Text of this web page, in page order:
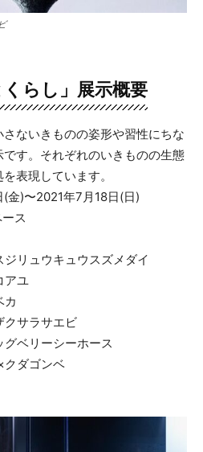
らし」展示概要
ないきものの姿形や習性にちな
す。それぞれのいきものの生態
表現しています。
金)〜2021年7月18日(日)
ス
リュウキュウスズメダイ
アユ
サラサエビ
ベリーシーホース
ダゴンベ